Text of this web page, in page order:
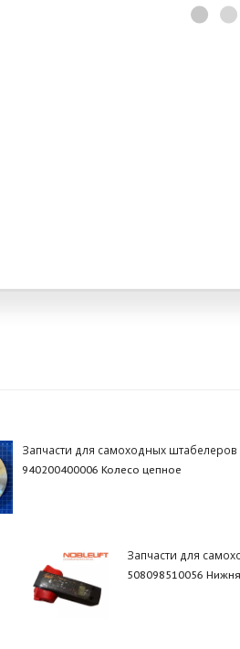
Запчасти для самоходных штабелеров
940200400006 Колесо цепное
Запчасти для
508098510056